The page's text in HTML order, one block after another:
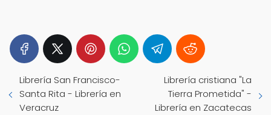
Librería San Francisco-
Santa Rita - Librería en
Veracruz
Librería cristiana "La
Tierra Prometida" -
Librería en Zacatecas